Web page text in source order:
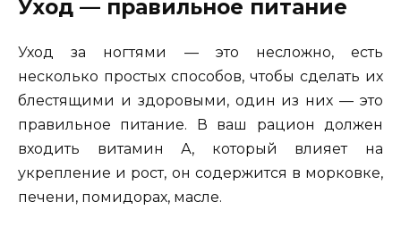
Уход — правильное питание
Уход за ногтями — это несложно, есть
несколько простых способов, чтобы сделать их
блестящими и здоровыми, один из них — это
правильное питание. В ваш рацион должен
входить витамин А, который влияет на
укрепление и рост, он содержится в морковке,
печени, помидорах, масле.